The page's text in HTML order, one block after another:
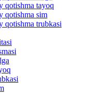
qotishma tayoq
qotishma sim
qotishma trubkasi